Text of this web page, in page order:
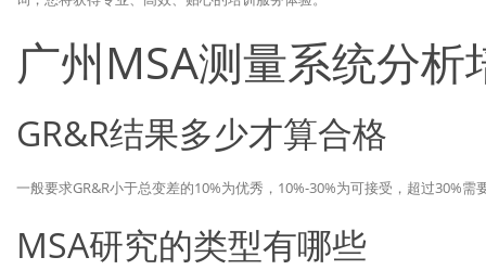
广州MSA测量系统分
GR&R结果多少才算合格
一般要求GR&R小于总变差的10%为优秀，10%-30%为可接受，超过30%需
MSA研究的类型有哪些